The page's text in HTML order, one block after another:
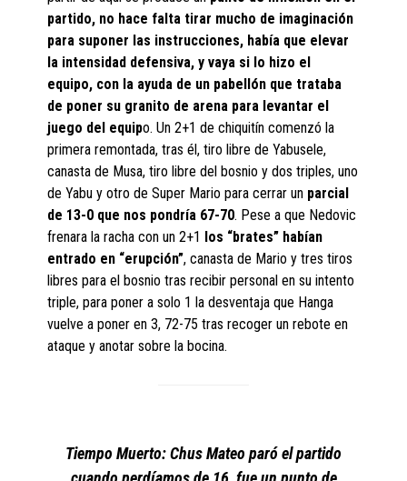
partido, no hace falta tirar mucho de imaginación
para suponer las instrucciones, había que elevar
la intensidad defensiva, y vaya si lo hizo el
equipo, con la ayuda de un pabellón que trataba
de poner su granito de arena para levantar el
juego del equipo. Un 2+1 de chiquitín comenzó la
primera remontada, tras él, tiro libre de Yabusele,
canasta de Musa, tiro libre del bosnio y dos triples, uno
de Yabu y otro de Super Mario para cerrar un parcial
de 13-0 que nos pondría 67-70. Pese a que Nedovic
frenara la racha con un 2+1
los “brates” habían
entrado en “erupción”, canasta de Mario y tres tiros
libres para el bosnio tras recibir personal en su intento
triple, para poner a solo 1 la desventaja que Hanga
vuelve a poner en 3, 72-75 tras recoger un rebote en
ataque y anotar sobre la bocina.
Tiempo Muerto: Chus Mateo paró el partido